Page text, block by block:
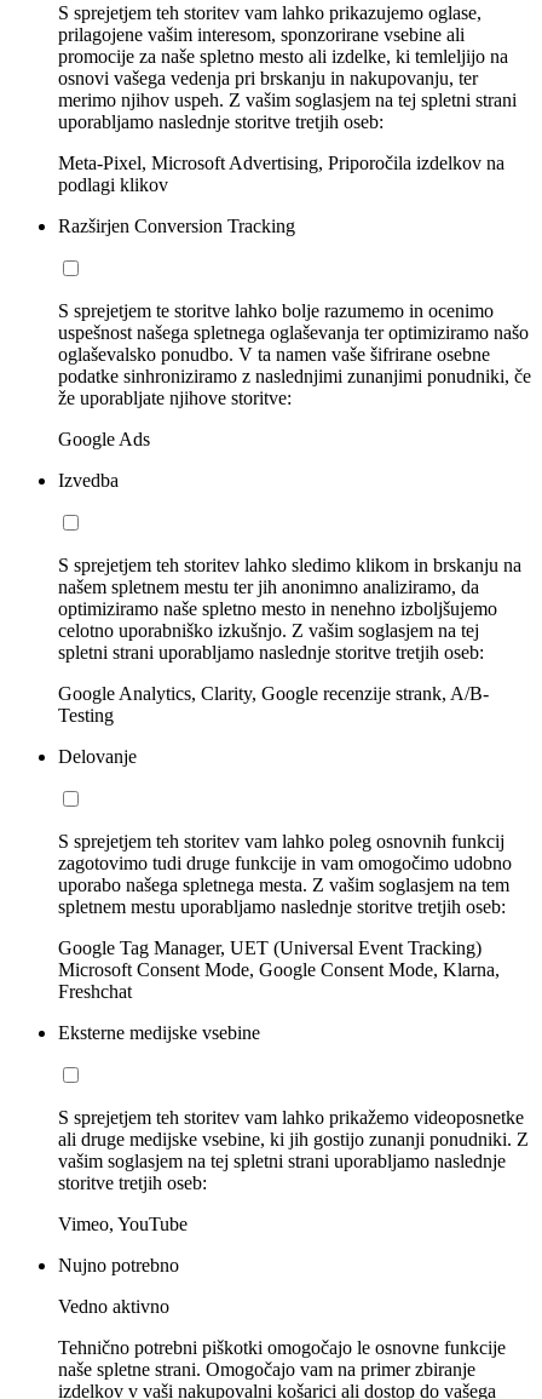
S sprejetjem teh storitev vam lahko prikazujemo oglase,
prilagojene vašim interesom, sponzorirane vsebine ali
promocije za naše spletno mesto ali izdelke, ki temleljijo na
osnovi vašega vedenja pri brskanju in nakupovanju, ter
merimo njihov uspeh. Z vašim soglasjem na tej spletni strani
uporabljamo naslednje storitve tretjih oseb:
Meta-Pixel, Microsoft Advertising, Priporočila izdelkov na
podlagi klikov
Razširjen Conversion Tracking
S sprejetjem te storitve lahko bolje razumemo in ocenimo
uspešnost našega spletnega oglaševanja ter optimiziramo našo
oglaševalsko ponudbo. V ta namen vaše šifrirane osebne
podatke sinhroniziramo z naslednjimi zunanjimi ponudniki, če
že uporabljate njihove storitve:
Google Ads
Izvedba
S sprejetjem teh storitev lahko sledimo klikom in brskanju na
našem spletnem mestu ter jih anonimno analiziramo, da
optimiziramo naše spletno mesto in nenehno izboljšujemo
celotno uporabniško izkušnjo. Z vašim soglasjem na tej
spletni strani uporabljamo naslednje storitve tretjih oseb:
Google Analytics, Clarity, Google recenzije strank, A/B-
Testing
Delovanje
S sprejetjem teh storitev vam lahko poleg osnovnih funkcij
zagotovimo tudi druge funkcije in vam omogočimo udobno
uporabo našega spletnega mesta. Z vašim soglasjem na tem
spletnem mestu uporabljamo naslednje storitve tretjih oseb:
Google Tag Manager, UET (Universal Event Tracking)
Microsoft Consent Mode, Google Consent Mode, Klarna,
Freshchat
Eksterne medijske vsebine
S sprejetjem teh storitev vam lahko prikažemo videoposnetke
ali druge medijske vsebine, ki jih gostijo zunanji ponudniki. Z
vašim soglasjem na tej spletni strani uporabljamo naslednje
storitve tretjih oseb:
Vimeo, YouTube
Nujno potrebno
Vedno aktivno
Tehnično potrebni piškotki omogočajo le osnovne funkcije
naše spletne strani. Omogočajo vam na primer zbiranje
izdelkov v vaši nakupovalni košarici ali dostop do vašega